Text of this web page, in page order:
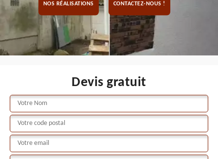
NOS RÉALISATIONS CONTACTEZ-NOUS !
Devis gratuit